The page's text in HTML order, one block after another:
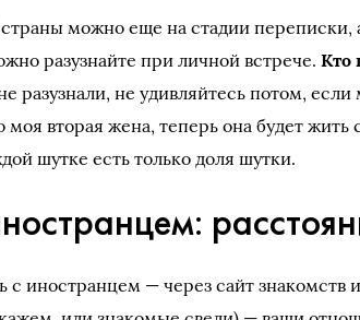
страны можно еще на стадии переписки,
разузнайте при личной встрече. Кто
разузнали, не удивляйтесь потом,
вторая жена, теперь она будет
шутке есть только доля шутки.
с иностранцем — через сайт знакомств